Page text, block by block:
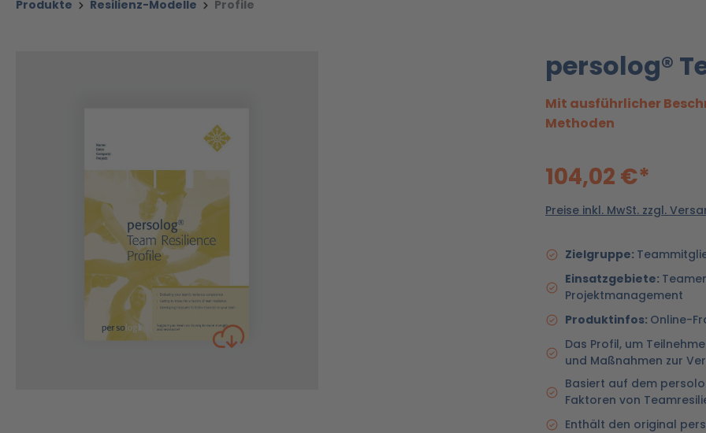
Produkte Resilienz-Modelle Profile
persolog®
Mit ausführlicher
Methoden
104,02 €*
Preise inkl. MwSt. zzgl.
Zielgruppe:
Einsatzgebiete:
Projektmanagement
Produktinfos: Online-
Das Profil, um
und Maßnahmen zur
Basiert auf dem
Faktoren von
Enthält den original